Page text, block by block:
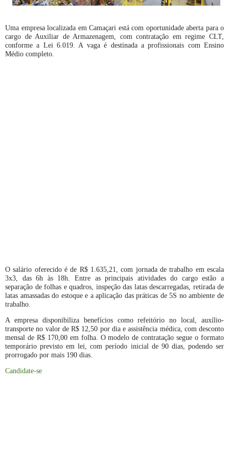
Uma empresa localizada em Camaçari está com oportunidade aberta para o
cargo de Auxiliar de Armazenagem, com contratação em regime CLT,
conforme a Lei 6.019. A vaga é destinada a profissionais com Ensino
Médio completo.
O salário oferecido é de R$ 1.635,21, com jornada de trabalho em escala
3x3, das 6h às 18h. Entre as principais atividades do cargo estão a
separação de folhas e quadros, inspeção das latas descarregadas, retirada de
latas amassadas do estoque e a aplicação das práticas de 5S no ambiente de
trabalho.
A empresa disponibiliza benefícios como refeitório no local, auxílio-
transporte no valor de R$ 12,50 por dia e assistência médica, com desconto
mensal de R$ 170,00 em folha. O modelo de contratação segue o formato
temporário previsto em lei, com período inicial de 90 dias, podendo ser
prorrogado por mais 190 dias.
Candidate-se